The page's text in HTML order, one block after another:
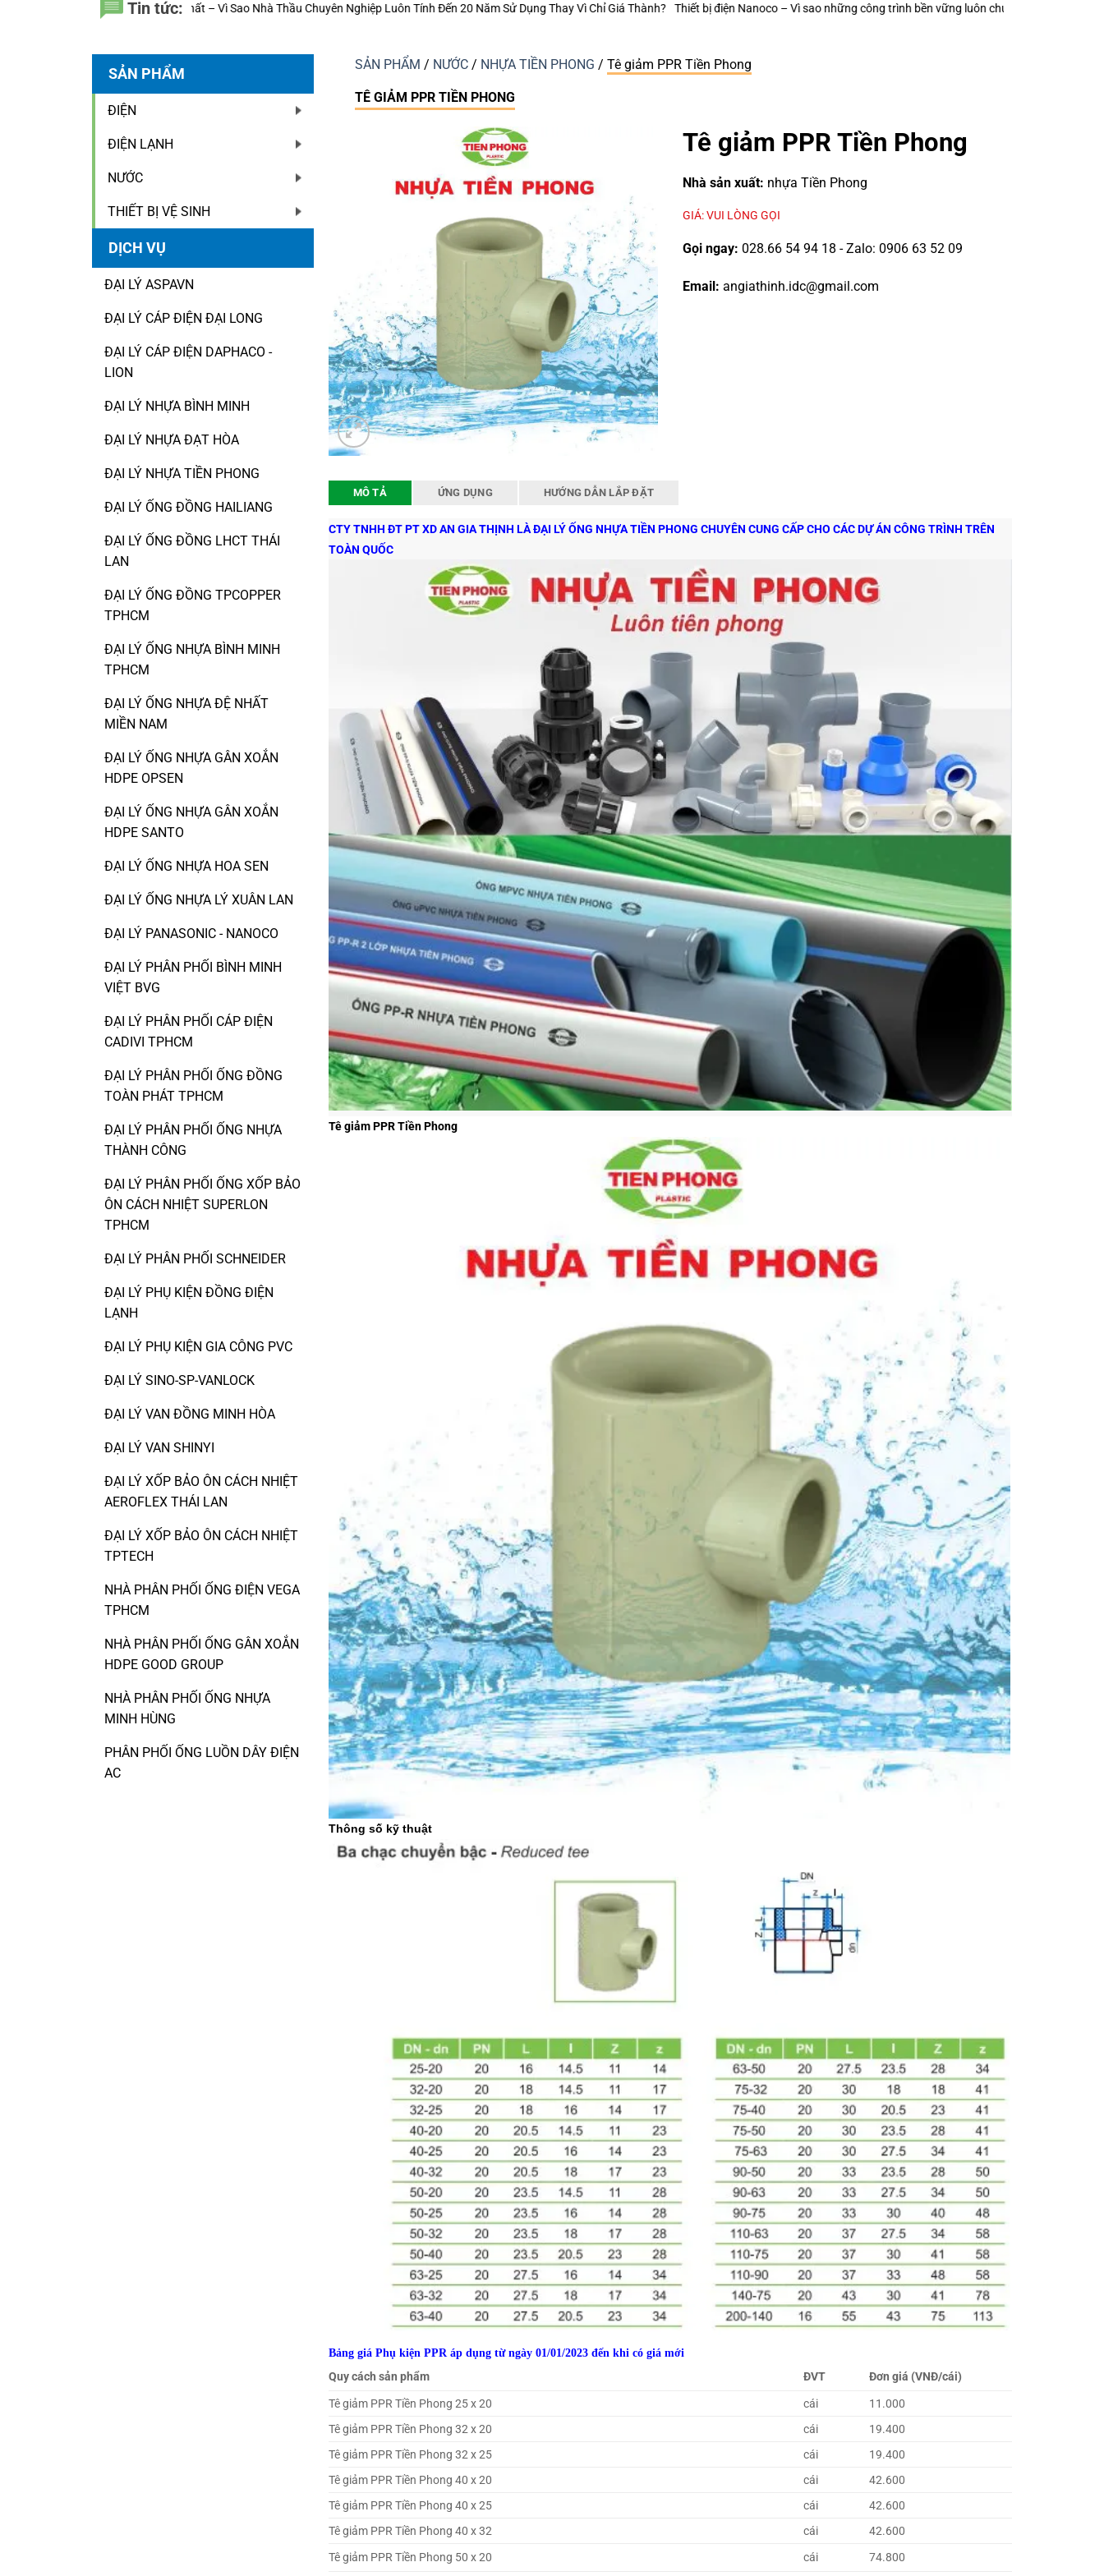
Tin tức:
Nhất – Vì Sao Nhà Thầu Chuyên Nghiệp Luôn Tính Đến 20 Năm Sử Dụng Thay Vì Chỉ Giá Thành? Thiết bị điện Nanoco – Vì sao những công trình bền vững luôn chú trọng từng thiết bị điện nhỏ? Keo Dán Bảo Ôn
SẢN PHẨM
ĐIỆN
ĐIỆN LẠNH
NƯỚC
THIẾT BỊ VỆ SINH
DỊCH VỤ
ĐẠI LÝ ASPAVN
ĐẠI LÝ CÁP ĐIỆN ĐẠI LONG
ĐẠI LÝ CÁP ĐIỆN DAPHACO -
LION
ĐẠI LÝ NHỰA BÌNH MINH
ĐẠI LÝ NHỰA ĐẠT HÒA
ĐẠI LÝ NHỰA TIỀN PHONG
ĐẠI LÝ ỐNG ĐỒNG HAILIANG
ĐẠI LÝ ỐNG ĐỒNG LHCT THÁI
LAN
ĐẠI LÝ ỐNG ĐỒNG TPCOPPER
TPHCM
ĐẠI LÝ ỐNG NHỰA BÌNH MINH
TPHCM
ĐẠI LÝ ỐNG NHỰA ĐỆ NHẤT
MIỀN NAM
ĐẠI LÝ ỐNG NHỰA GÂN XOẮN
HDPE OPSEN
ĐẠI LÝ ỐNG NHỰA GÂN XOẮN
HDPE SANTO
ĐẠI LÝ ỐNG NHỰA HOA SEN
ĐẠI LÝ ỐNG NHỰA LÝ XUÂN LAN
ĐẠI LÝ PANASONIC - NANOCO
ĐẠI LÝ PHÂN PHỐI BÌNH MINH
VIỆT BVG
ĐẠI LÝ PHÂN PHỐI CÁP ĐIỆN
CADIVI TPHCM
ĐẠI LÝ PHÂN PHỐI ỐNG ĐỒNG
TOÀN PHÁT TPHCM
ĐẠI LÝ PHÂN PHỐI ỐNG NHỰA
THÀNH CÔNG
ĐẠI LÝ PHÂN PHỐI ỐNG XỐP BẢO
ÔN CÁCH NHIỆT SUPERLON
TPHCM
ĐẠI LÝ PHÂN PHỐI SCHNEIDER
ĐẠI LÝ PHỤ KIỆN ĐỒNG ĐIỆN
LẠNH
ĐẠI LÝ PHỤ KIỆN GIA CÔNG PVC
ĐẠI LÝ SINO-SP-VANLOCK
ĐẠI LÝ VAN ĐỒNG MINH HÒA
ĐẠI LÝ VAN SHINYI
ĐẠI LÝ XỐP BẢO ÔN CÁCH NHIỆT
AEROFLEX THÁI LAN
ĐẠI LÝ XỐP BẢO ÔN CÁCH NHIỆT
TPTECH
NHÀ PHÂN PHỐI ỐNG ĐIỆN VEGA
TPHCM
NHÀ PHÂN PHỐI ỐNG GÂN XOẮN
HDPE GOOD GROUP
NHÀ PHÂN PHỐI ỐNG NHỰA
MINH HÙNG
PHÂN PHỐI ỐNG LUỒN DÂY ĐIỆN
AC
SẢN PHẨM / NƯỚC / NHỰA TIỀN PHONG / Tê giảm PPR Tiền Phong
TÊ GIẢM PPR TIỀN PHONG
Tê giảm PPR Tiền Phong
Nhà sản xuất: nhựa Tiền Phong
GIÁ: VUI LÒNG GỌI
Gọi ngay: 028.66 54 94 18 - Zalo: 0906 63 52 09
Email: angiathinh.idc@gmail.com
MÔ TẢ ỨNG DỤNG HƯỚNG DẪN LẮP ĐẶT
CTY TNHH ĐT PT XD AN GIA THỊNH LÀ ĐẠI LÝ ỐNG NHỰA TIỀN PHONG CHUYÊN CUNG CẤP CHO CÁC DỰ ÁN CÔNG TRÌNH TRÊN
TOÀN QUỐC
Tê giảm PPR Tiền Phong
Thông số kỹ thuật
Bảng giá Phụ kiện PPR áp dụng từ ngày 01/01/2023 đến khi có giá mới
Quy cách sản phẩm ĐVT Đơn giá (VNĐ/cái)
Tê giảm PPR Tiền Phong 25 x 20 cái
11.000
Tê giảm PPR Tiền Phong 32 x 20
cái
19.400
Tê giảm PPR Tiền Phong 32 x 25
cái
19.400
Tê giảm PPR Tiền Phong 40 x 20
cái
42.600
Tê giảm PPR Tiền Phong 40 x 25
cái
42.600
Tê giảm PPR Tiền Phong 40 x 32
cái
42.600
Tê giảm PPR Tiền Phong 50 x 20
cái 74.800